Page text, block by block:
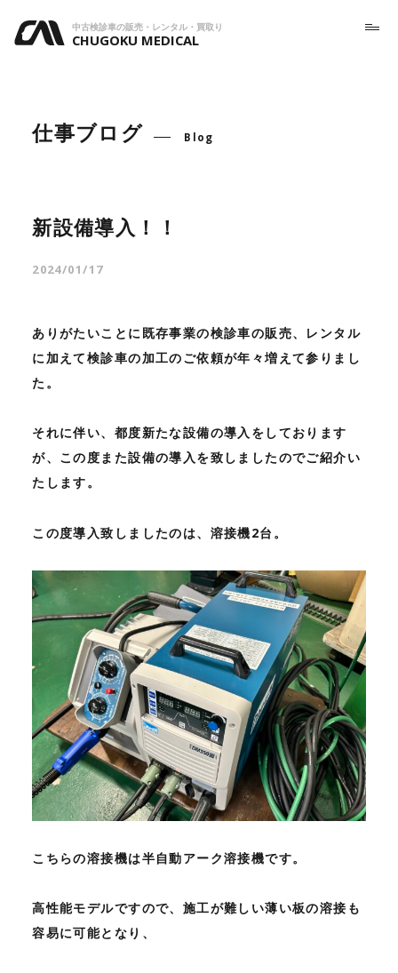
中古検診車の販売・レンタル・買取り
CHUGOKU MEDICAL
仕事ブログ Blog
新設備導入！！
2024/01/17
ありがたいことに既存事業の検診車の販売、レンタル
に加えて検診車の加工のご依頼が年々増えて参りまし
た。
それに伴い、都度新たな設備の導入をしております
が、この度また設備の導入を致しましたのでご紹介い
たします。
この度導入致しましたのは、溶接機2台。
こちらの溶接機は半自動アーク溶接機です。
高性能モデルですので、施工が難しい薄い板の溶接も
容易に可能となり、